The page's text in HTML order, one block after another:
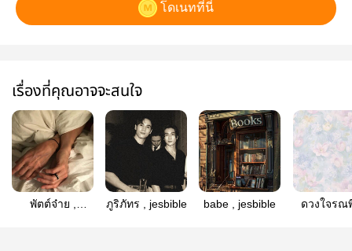
โดเนทที่นี่
เรื่องที่คุณอาจจะสนใจ
พัตต์จ๋าย ,
ภูริภัทร , jesbible babe , jesbible
ดวงใจรณ